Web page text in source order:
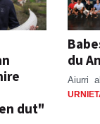
dut"
du
Aiurri